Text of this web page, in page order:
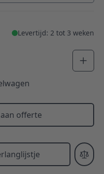
Levertijd: 2 tot 3 weken
offerte